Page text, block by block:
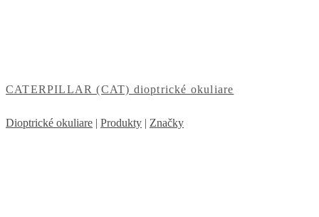
CATERPILLAR (CAT) dioptrické okuliare
Dioptrické okuliare | Produkty | Značky